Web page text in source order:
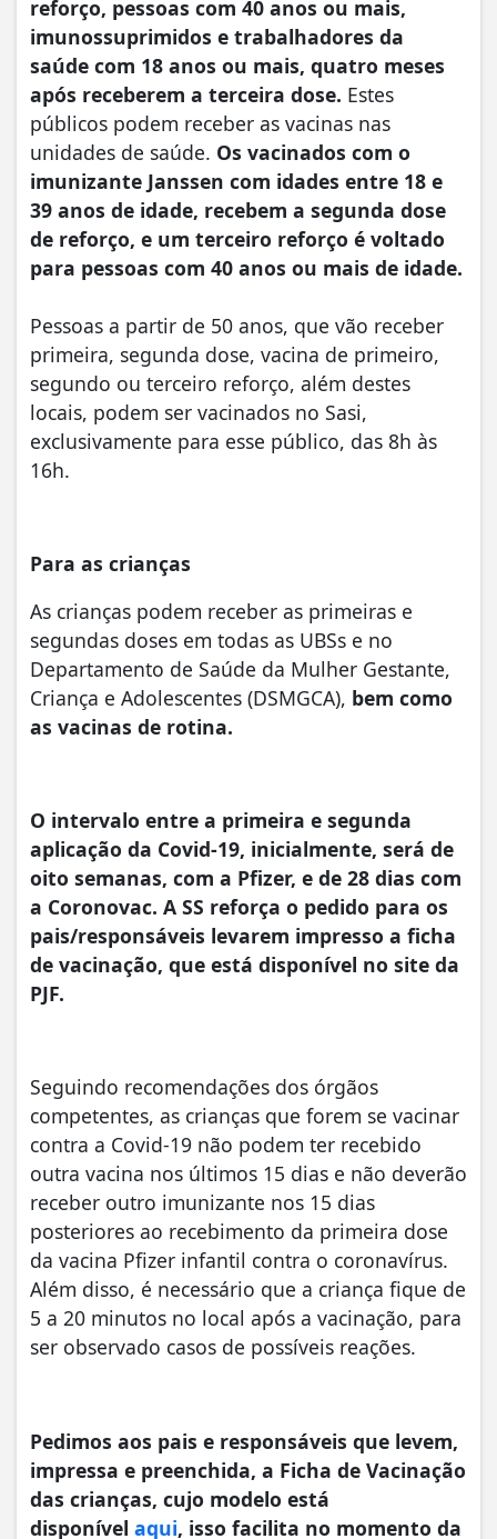
reforço, pessoas com 40 anos ou mais,
imunossuprimidos e trabalhadores da
saúde com 18 anos ou mais, quatro meses
após receberem a terceira dose. Estes
públicos podem receber as vacinas nas
unidades de saúde. Os vacinados com o
imunizante Janssen com idades entre 18 e
39 anos de idade, recebem a segunda dose
de reforço, e um terceiro reforço é voltado
para pessoas com 40 anos ou mais de idade.
Pessoas a partir de 50 anos, que vão receber
primeira, segunda dose, vacina de primeiro,
segundo ou terceiro reforço, além destes
locais, podem ser vacinados no Sasi,
exclusivamente para esse público, das 8h às
16h.
Para as crianças
As crianças podem receber as primeiras e
segundas doses em todas as UBSs e no
Departamento de Saúde da Mulher Gestante,
Criança e Adolescentes (DSMGCA), bem como
as vacinas de rotina.
O intervalo entre a primeira e segunda
aplicação da Covid-19, inicialmente, será de
oito semanas, com a Pfizer, e de 28 dias com
a Coronovac. A SS reforça o pedido para os
pais/responsáveis levarem impresso a ficha
de vacinação, que está disponível no site da
PJF.
Seguindo recomendações dos órgãos
competentes, as crianças que forem se vacinar
contra a Covid-19 não podem ter recebido
outra vacina nos últimos 15 dias e não deverão
receber outro imunizante nos 15 dias
posteriores ao recebimento da primeira dose
da vacina Pfizer infantil contra o coronavírus.
Além disso, é necessário que a criança fique de
5 a 20 minutos no local após a vacinação, para
ser observado casos de possíveis reações.
Pedimos aos pais e responsáveis que levem,
impressa e preenchida, a Ficha de Vacinação
das crianças, cujo modelo está
disponível aqui, isso facilita no momento da